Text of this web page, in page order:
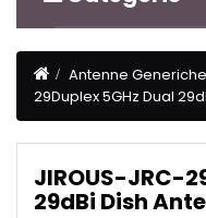
Antenne
29Duplex 5GHz Dual
JIROUS-JRC-
29dBi Dish